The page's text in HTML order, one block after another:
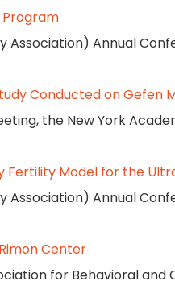
Association) Annual
Conducted on Gefen
the New York
Fertility Model for the
Association) Annual
Center
for Behavioral and